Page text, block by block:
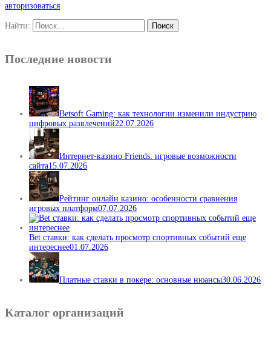
авторизоваться
Найти:
Последние новости
Betsoft Gaming: как технологии изменили индустрию
цифровых развлечений22.07.2026
Интернет-казино Friends: игровые возможности
сайта15.07.2026
Рейтинг онлайн казино: особенности сравнения
игровых платформ07.07.2026
Bet ставки: как сделать просмотр спортивных событий еще
интереснее01.07.2026
Платные ставки в покере: основные нюансы30.06.2026
Каталог организаций